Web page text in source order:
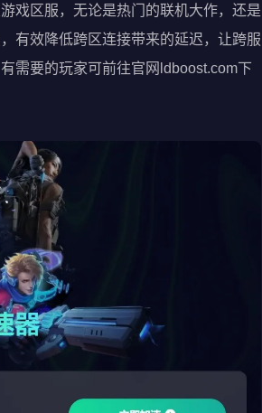
戏区服，无论是热门的联机大作，还是
有效降低跨区连接带来的延迟，让跨服
需要的玩家可前往官网ldboost.com下